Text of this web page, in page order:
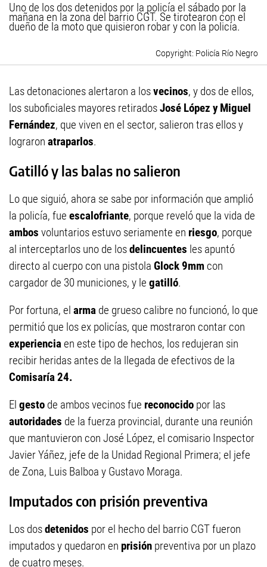
Uno de los dos detenidos por la policía el sábado por la
mañana en la zona del barrio CGT. Se tirotearon con el
dueño de la moto que quisieron robar y con la policía.
Policía Río Negro
Las detonaciones alertaron a losvecinos, y dos de ellos,
los suboficiales mayores retiradosJosé López y Miguel
Fernández, que viven en el sector, salieron tras ellos y
lograron atraparlos.
Gatilló y las balas no salieron
Lo que siguió, ahora se sabe por información que amplió
la policía, fue escalofriante, porque reveló que la vida de
ambos voluntarios estuvo seriamente en riesgo, porque
al interceptarlos uno de losdelincuentes les apuntó
directo al cuerpo con una pistola Glock 9mm con
cargador de 30 municiones, y le gatilló.
Por fortuna, el arma de grueso calibre no funcionó, lo que
permitió que los ex policías, que mostraron contar con
experienciaen este tipo de hechos, los redujeran sin
recibir heridas antes de la llegada de efectivos de la
Comisaría 24.
El gesto de ambos vecinos fue reconocido por las
autoridades de la fuerza provincial, durante una reunión
que mantuvieron con José López, el comisario Inspector
Javier Yáñez, jefe de la Unidad Regional Primera; el jefe
de Zona, Luis Balboa y Gustavo Moraga.
Imputados con prisión preventiva
Los dosdetenidos por el hecho del barrio CGT fueron
imputados y quedaron en prisión preventiva por un plazo
de cuatro meses.